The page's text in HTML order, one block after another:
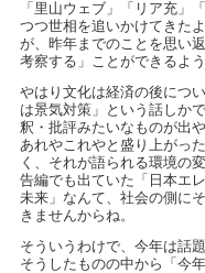
「里山ウェブ」「リア充」
つつ世相を追いかけてきた
が、昨年までのことを思い
考察する」ことができるよ
やはり文化は経済の後につ
は景気対策」という話しか
釈・批評みたいなものが出
あれやこれやと盛り上がっ
く、それが語られる環境の
告編でも出ていた「日本エ
未来」なんて、社会の側に
きませんからね。
そういうわけで、今年は話
そうしたものの中から「今